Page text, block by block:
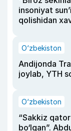
insoniyat
qolishidan
O‘zbekiston
Andijonda
joylab, YTH
O‘zbekiston
“Sakkiz
bo‘lgan”.